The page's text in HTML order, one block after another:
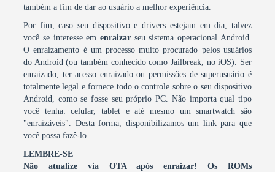
também a fim de dar ao usuário a melhor experiência.
Por fim, caso seu dispositivo e drivers estejam em dia, talvez
você se interesse em enraizar seu sistema operacional Android.
O enraizamento é um processo muito procurado pelos usuários
do Android (ou também conhecido como Jailbreak, no iOS). Ser
enraizado, ter acesso enraizado ou permissões de superusuário é
totalmente legal e fornece todo o controle sobre o seu dispositivo
Android, como se fosse seu próprio PC. Não importa qual tipo
você tenha: celular, tablet e até mesmo um smartwatch são
"enraizáveis". Desta forma, disponibilizamos um link para que
você possa fazê-lo.
LEMBRE-SE
Não atualize via OTA após enraizar! Os ROMs